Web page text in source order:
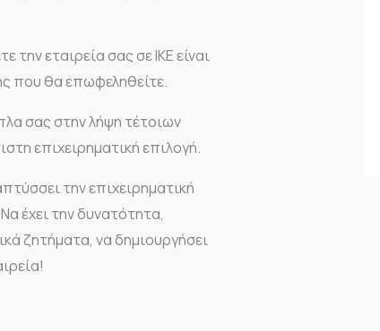
την εταιρεία σας σε ΙΚΕ είναι
που θα επωφεληθείτε.
σας στην λήψη τέτοιων
επιχειρηματική επιλογή.
την επιχειρηματική
έχει την δυνατότητα,
ζητήματα, να δημιουργήσει